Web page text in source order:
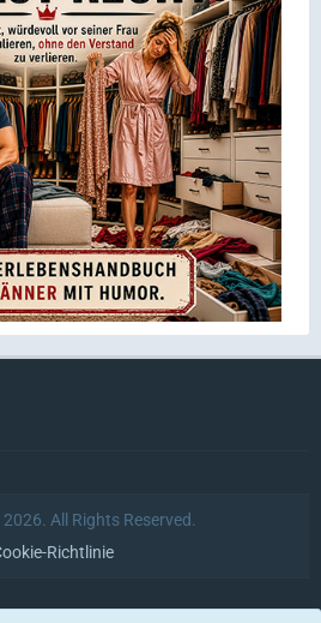
All Rights Reserved.
Richtlinie
Nutzungsbedingungen